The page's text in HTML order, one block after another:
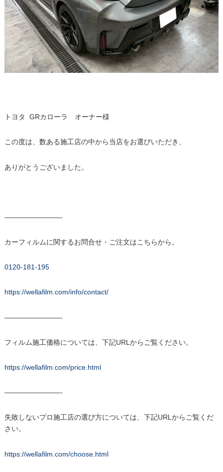
トヨタ GRカローラ オーナー様
この度は、数ある施工店の中から当店をお選びいただき、
ありがとうございました。
————————-
カーフィルムに関するお問合せ・ご注文はこちらから。
0120-181-195
https://wellafilm.com/info/contact/
————————-
フィルム施工価格については、下記URLからご覧ください。
https://wellafilm.com/price.html
————————-
失敗しないプロ施工店の選び方については、下記URLからご覧くだ
さい。
https://wellafilm.com/choose.html